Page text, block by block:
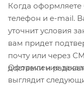
Когда
телефон и e-mail.
уточнит условия
вам придет
почту или через
доставки и
Оформление
выглядит